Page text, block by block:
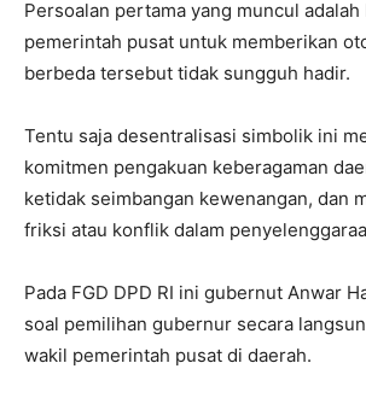
Persoalan pertama yang muncul
pemerintah pusat untuk memberikan
berbeda tersebut tidak sungguh hadir.
Tentu saja desentralisasi simbolik ini
komitmen pengakuan keberagaman
ketidak seimbangan kewenangan, dan
friksi atau konflik dalam
Pada FGD DPD RI ini gubernut Anwar
soal pemilihan gubernur secara
wakil pemerintah pusat di daerah.